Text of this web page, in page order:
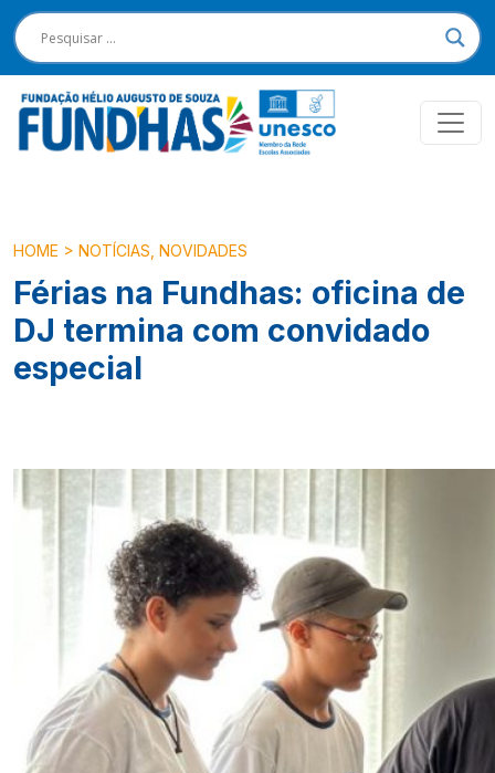
HOME > NOTÍCIAS NOVIDADES
Férias na Fundhas: oficina de
DJ termina com convidado
especial